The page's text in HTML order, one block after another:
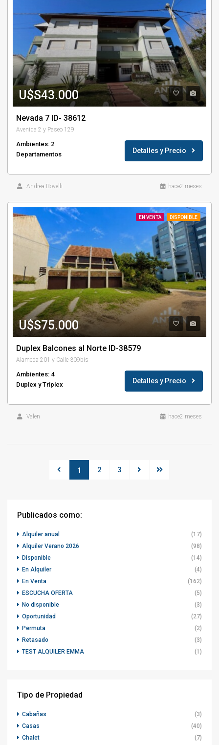
U$S43.000
Nevada 7 ID- 38612
Avenida 2 y Paseo 129
Ambientes: 2
Departamentos
Detalles y Precio
Andrea Bovelli hace2 meses
EN VENTA DISPONIBLE
U$S75.000
Duplex Balcones al Norte ID-38579
Alameda 201 y Calle 309bis
Ambientes: 4
Duplex y Triplex
Detalles y Precio
Valen hace2 meses
1 2 3
Publicados como:
Alquiler anual
(17)
Alquiler Verano 2026
(98)
Disponible
(14)
En Alquiler
(4)
En Venta
(162)
ESCUCHA OFERTA
(5)
No disponible
(3)
Oportunidad
(27)
Permuta
(2)
Retasado
(3)
TEST ALQUILER EMMA
(1)
Tipo de Propiedad
Cabañas
(3)
Casas
(40)
Chalet
(7)